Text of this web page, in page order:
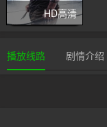
HD高清
播放线路 剧情介绍